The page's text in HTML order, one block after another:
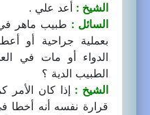
الشيخ : أعد علي .
السائل : طبيب ماهر
بعملية جراحية أو
الدواء أو مات في
الطبيب الدية ؟
الشيخ : إذا كان
قرارة نفسه أنه أخطا